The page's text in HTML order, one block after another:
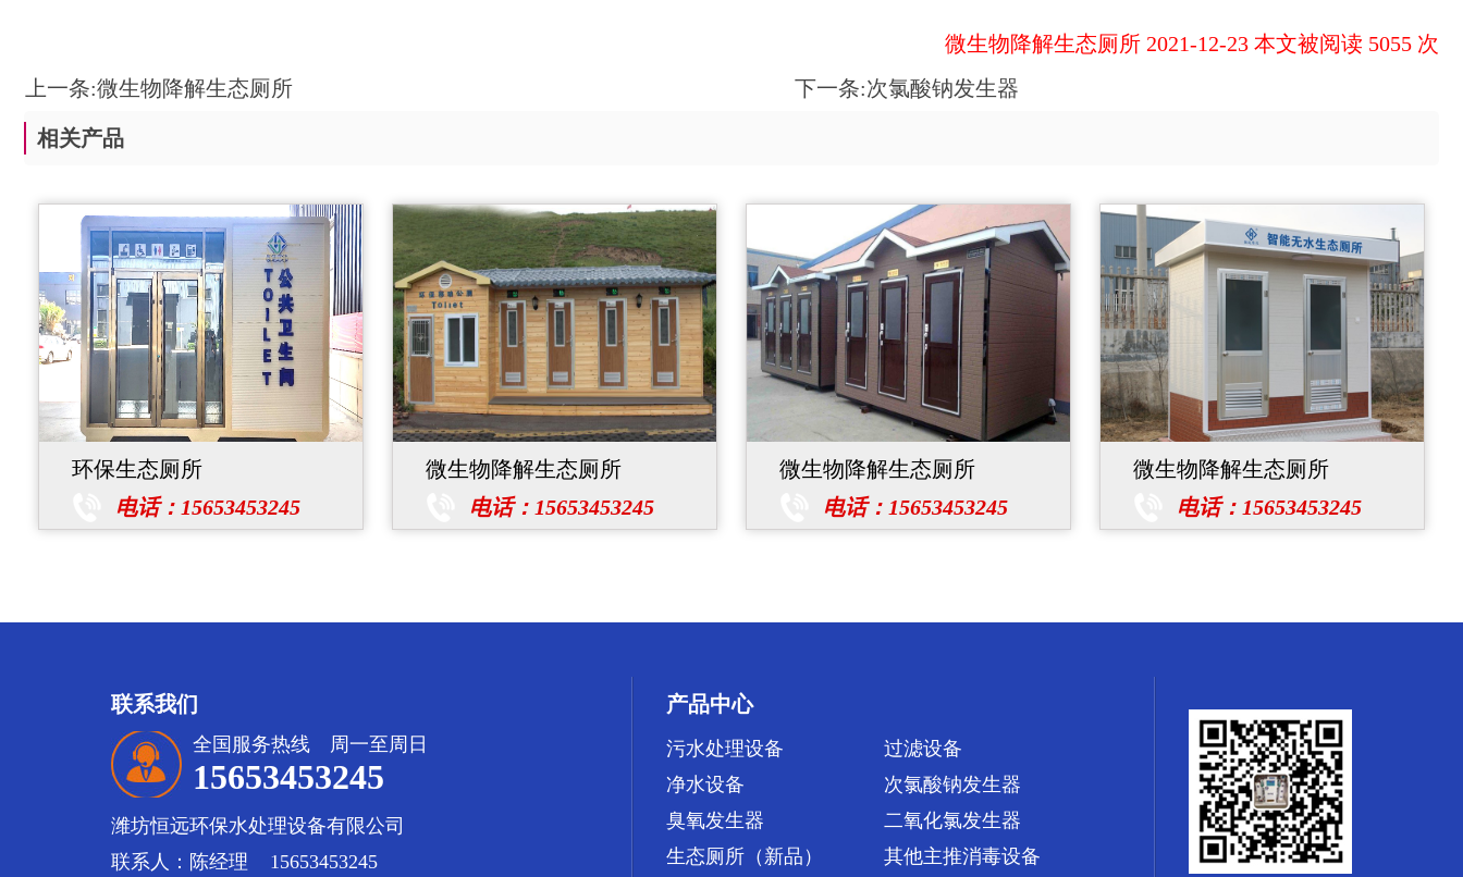
微生物降解生态厕所 2021-12-23 本文被阅读 5055 次
上一条:微生物降解生态厕所 下一条:次氯酸钠发生器
相关产品
环保生态厕所
电话：15653453245
微生物降解生态厕所
电话：15653453245
微生物降解生态厕所
电话：15653453245
微生物降解生态厕所
电话：15653453245
联系我们
全国服务热线 周一至周日
15653453245
潍坊恒远环保水处理设备有限公司
联系人：陈经理 15653453245
产品中心
污水处理设备
过滤设备
净水设备
次氯酸钠发生器
臭氧发生器
二氧化氯发生器
生态厕所（新品）
其他主推消毒设备